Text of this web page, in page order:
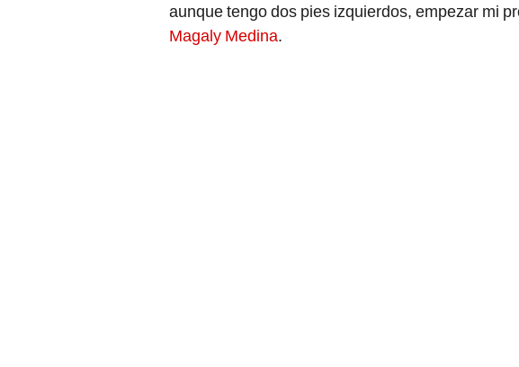
aunque tengo dos pies izquierdos, empezar mi
Magaly Medina.